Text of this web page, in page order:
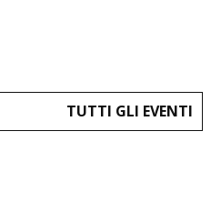
TUTTI GLI EVENTI